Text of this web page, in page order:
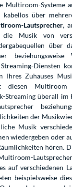
Multiroom-Systeme
über
Lautsprecher,
die Musik von
über
beziehungsweise
Diensten
Ihres Zuhauses
diesen Multiroom
Streaming überall im
der
Musik
wiedergeben oder
hören.
auf verschiedenen
beispielsweise